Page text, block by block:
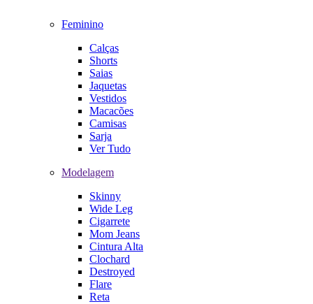
Feminino
Calças
Shorts
Saias
Jaquetas
Vestidos
Macacões
Camisas
Sarja
Ver Tudo
Modelagem
Skinny
Wide Leg
Cigarrete
Mom Jeans
Cintura Alta
Clochard
Destroyed
Flare
Reta